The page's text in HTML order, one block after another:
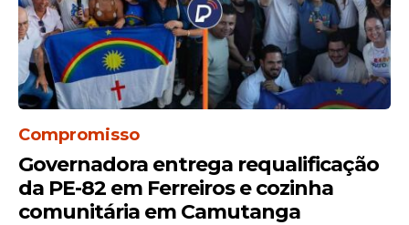
Compromisso
Governadora entrega requalificação
da PE-82 em Ferreiros e cozinha
comunitária em Camutanga